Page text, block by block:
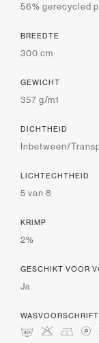
56% gerecycled
BREEDTE
300 cm
GEWICHT
357 g/m1
DICHTHEID
Inbetween/
LICHTECHTHEID
5 van 8
KRIMP
2%
GESCHIKT VOOR
Ja